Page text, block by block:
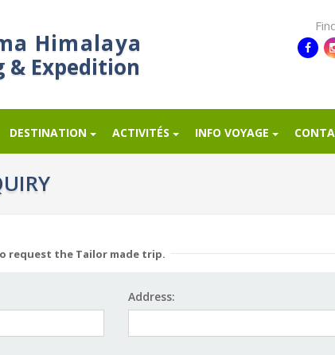
Himalaya
& Expedition
DESTINATION ACTIVITÉS INFO VOYAGE
request the Tailor made trip.
Address: